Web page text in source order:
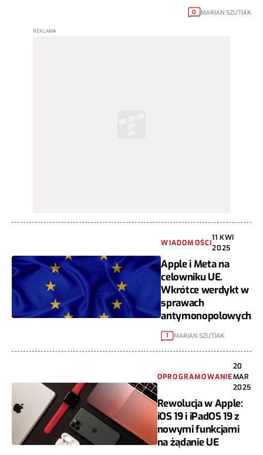
0 MARIAN SZUTIAK
WIADOMOŚCI
11 KWI
2025
Apple i Meta na
celowniku UE.
Wkrótce werdykt w
sprawach
antymonopolowych
1 MARIAN SZUTIAK
OPROGRAMOWANIE
20
MAR
2025
Rewolucja w Apple:
iOS 19 i iPadOS 19 z
nowymi funkcjami
na żądanie UE